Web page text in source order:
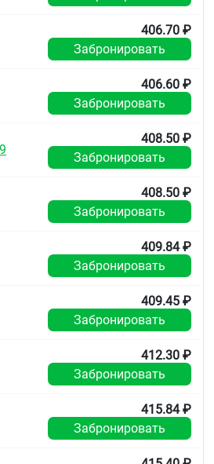
по истечении срока406.70 ₽
Забронировать
406.60 ₽
Забронировать
408.50 ₽
Забронировать
408.50 ₽
Забронировать
409.84 ₽
Забронировать
409.45 ₽
Забронировать
412.30 ₽
Забронировать
415.84 ₽
Забронировать